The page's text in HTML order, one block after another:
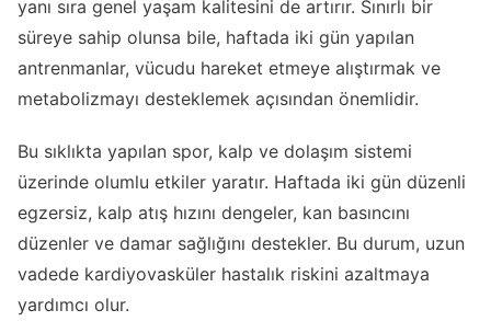
yanı sıra genel yaşam kalitesini de artırır. Sınırlı bir
süreye sahip olunsa bile, haftada iki gün yapılan
antrenmanlar, vücudu hareket etmeye alıştırmak ve
metabolizmayı desteklemek açısından önemlidir.
Bu sıklıkta yapılan spor, kalp ve dolaşım sistemi
üzerinde olumlu etkiler yaratır. Haftada iki gün düzenli
egzersiz, kalp atış hızını dengeler, kan basıncını
düzenler ve damar sağlığını destekler. Bu durum, uzun
vadede kardiyovasküler hastalık riskini azaltmaya
yardımcı olur.